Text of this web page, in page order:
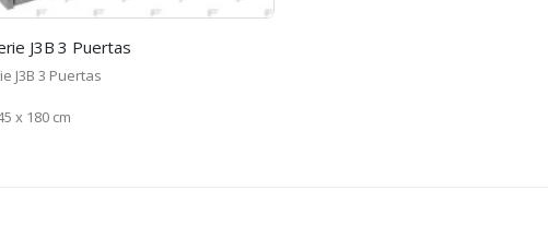
J3B 3 Puertas
J3B 3 Puertas
x 180 cm